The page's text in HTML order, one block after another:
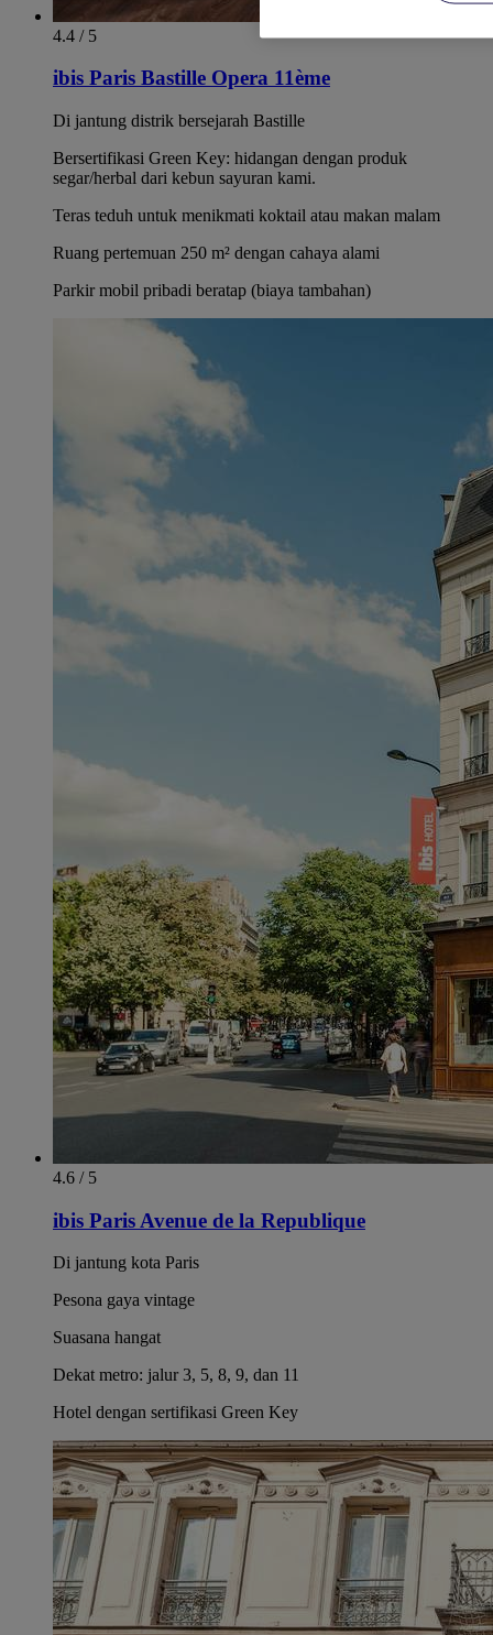
4.4 / 5
ibis Paris Bastille Opera 11ème
Di jantung distrik bersejarah Bastille
Bersertifikasi Green Key: hidangan dengan produk
segar/herbal dari kebun sayuran kami.
Teras teduh untuk menikmati koktail atau makan malam
Ruang pertemuan 250 m² dengan cahaya alami
Parkir mobil pribadi beratap (biaya tambahan)
4.6 / 5
ibis Paris Avenue de la Republique
Di jantung kota Paris
Pesona gaya vintage
Suasana hangat
Dekat metro: jalur 3, 5, 8, 9, dan 11
Hotel dengan sertifikasi Green Key